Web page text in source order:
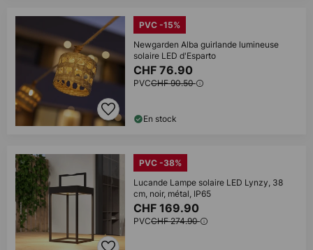
PVC -15%
Newgarden Alba guirlande lumineuse
solaire LED d'Esparto
CHF 76.90
PVCCHF 90.50
En stock
PVC -38%
Lucande Lampe solaire LED Lynzy, 38
cm, noir, métal, IP65
CHF 169.90
PVCCHF 274.90